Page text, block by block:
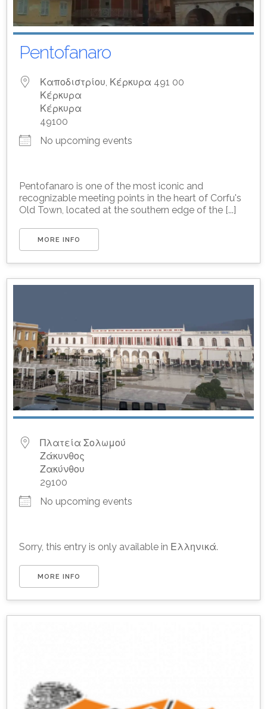
Pentofanaro
Καποδιστρίου, Κέρκυρα 491 00
Κέρκυρα
Κέρκυρα
49100
No upcoming events
Pentofanaro is one of the most iconic and
recognizable meeting points in the heart of Corfu's
Old Town, located at the southern edge of the [...]
MORE INFO
Πλατεία Σολωμού
Ζάκυνθος
Ζακύνθου
29100
No upcoming events
Sorry, this entry is only available in Ελληνικά.
MORE INFO